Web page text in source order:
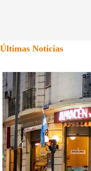
Últimas Noticias